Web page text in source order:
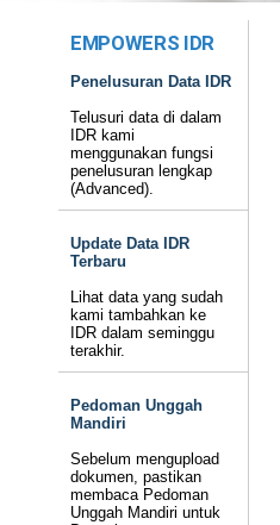
EMPOWERS IDR
Penelusuran Data IDR
Telusuri data di dalam
IDR kami
menggunakan fungsi
penelusuran lengkap
(Advanced).
Update Data IDR
Terbaru
Lihat data yang sudah
kami tambahkan ke
IDR dalam seminggu
terakhir.
Pedoman Unggah
Mandiri
Sebelum mengupload
dokumen, pastikan
membaca Pedoman
Unggah Mandiri untuk